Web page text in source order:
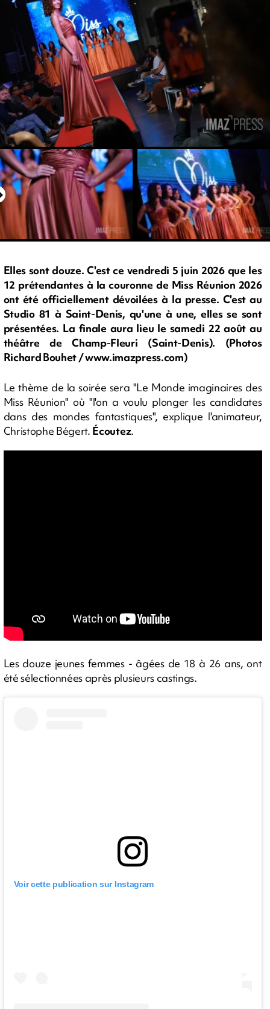
Elles sont douze. C'est ce vendredi 5 juin 2026 que les
12 prétendantes à la couronne de Miss Réunion 2026
ont été officiellement dévoilées à la presse. C'est au
Studio 81 à Saint-Denis, qu'une à une, elles se sont
présentées. La finale aura lieu le samedi 22 août au
théâtre de Champ-Fleuri (Saint-Denis). (Photos
Richard Bouhet / www.imazpress.com)
Le thème de la soirée sera "Le Monde imaginaires des
Miss Réunion" où "l'on a voulu plonger les candidates
dans des mondes fantastiques", explique l'animateur,
Christophe Bégert. Écoutez.
Les douze jeunes femmes - âgées de 18 à 26 ans, ont
été sélectionnées après plusieurs castings.
Voir cette publication sur Instagram